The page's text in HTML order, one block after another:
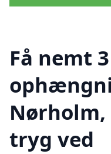
Få nemt
tryg ved